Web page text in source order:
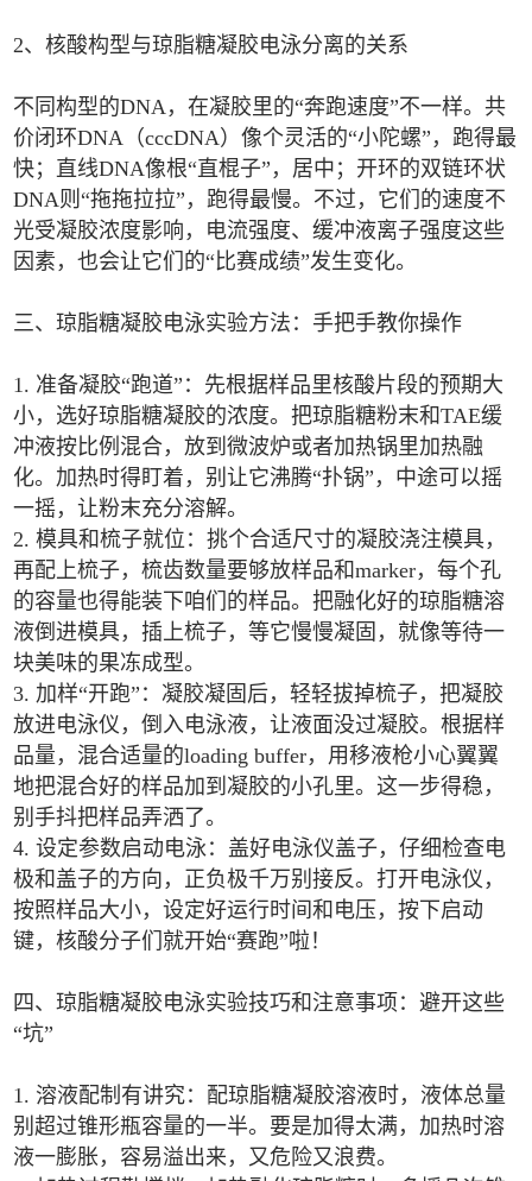
2、核酸构型与琼脂糖凝胶电泳分离的关系
不同构型的DNA，在凝胶里的“奔跑速度”不一样。共
价闭环DNA（cccDNA）像个灵活的“小陀螺”，跑得最
快；直线DNA像根“直棍子”，居中；开环的双链环状
DNA则“拖拖拉拉”，跑得最慢。不过，它们的速度不
光受凝胶浓度影响，电流强度、缓冲液离子强度这些
因素，也会让它们的“比赛成绩”发生变化。
三、琼脂糖凝胶电泳实验方法：手把手教你操作
1. 准备凝胶“跑道”：先根据样品里核酸片段的预期大
小，选好琼脂糖凝胶的浓度。把琼脂糖粉末和TAE缓
冲液按比例混合，放到微波炉或者加热锅里加热融
化。加热时得盯着，别让它沸腾“扑锅”，中途可以摇
一摇，让粉末充分溶解。
2. 模具和梳子就位：挑个合适尺寸的凝胶浇注模具，
再配上梳子，梳齿数量要够放样品和marker，每个孔
的容量也得能装下咱们的样品。把融化好的琼脂糖溶
液倒进模具，插上梳子，等它慢慢凝固，就像等待一
块美味的果冻成型。
3. 加样“开跑”：凝胶凝固后，轻轻拔掉梳子，把凝胶
放进电泳仪，倒入电泳液，让液面没过凝胶。根据样
品量，混合适量的loading buffer，用移液枪小心翼翼
地把混合好的样品加到凝胶的小孔里。这一步得稳，
别手抖把样品弄洒了。
4. 设定参数启动电泳：盖好电泳仪盖子，仔细检查电
极和盖子的方向，正负极千万别接反。打开电泳仪，
按照样品大小，设定好运行时间和电压，按下启动
键，核酸分子们就开始“赛跑”啦！
四、琼脂糖凝胶电泳实验技巧和注意事项：避开这些
“坑”
1. 溶液配制有讲究：配琼脂糖凝胶溶液时，液体总量
别超过锥形瓶容量的一半。要是加得太满，加热时溶
液一膨胀，容易溢出来，又危险又浪费。